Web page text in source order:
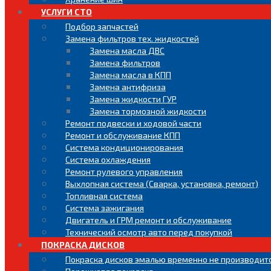
УСЛУГИ СТО
Подбор запчастей
Замена фильтров тех. жидкостей
Замена масла ДВС
Замена фильтров
Замена масла в КПП
Замена антифриза
Замена жидкости ГУР
Замена тормозной жидкости
Ремонт подвески и ходовой части
Ремонт и обслуживание КПП
Система кондиционирования
Система охлаждения
Ремонт рулевого управления
Выхлопная система (Сварка, установка, ремонт)
Топливная система
Система зажигания
Двигатель и ГРМ ремонт и обслуживание
Технический осмотр авто перед покупкой
ПОКРАСКА ДИСКОВ
Покраска дисков эмалью временно не